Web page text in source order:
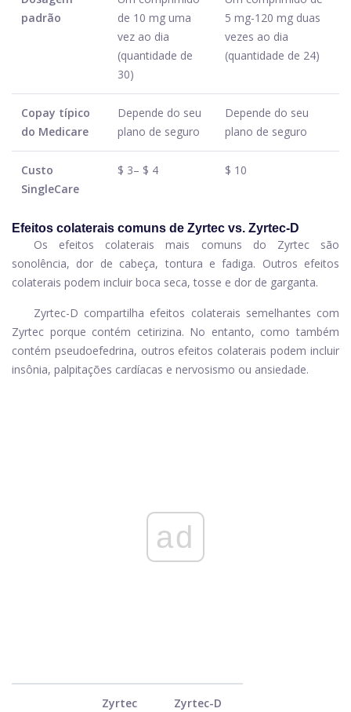
padrão
de 10 mg uma
vez ao dia
(quantidade de
30)
5 mg-120 mg duas
vezes ao dia
(quantidade de 24)
Copay típico
do Medicare
Depende do seu
plano de seguro
Depende do seu
plano de seguro
Custo
SingleCare
$ 3– $ 4 $ 10
Efeitos colaterais comuns de Zyrtec vs. Zyrtec-D
Os efeitos colaterais mais comuns do Zyrtec são
sonolência, dor de cabeça, tontura e fadiga. Outros efeitos
colaterais podem incluir boca seca, tosse e dor de garganta.
Zyrtec-D compartilha efeitos colaterais semelhantes com
Zyrtec porque contém cetirizina. No entanto, como também
contém pseudoefedrina, outros efeitos colaterais podem incluir
insônia, palpitações cardíacas e nervosismo ou ansiedade.
ad
Zyrtec Zyrtec-D